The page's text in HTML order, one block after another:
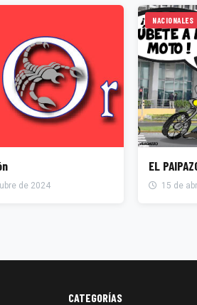
de 2024
NACIONALES
EL
15 de
CATEGORÍAS